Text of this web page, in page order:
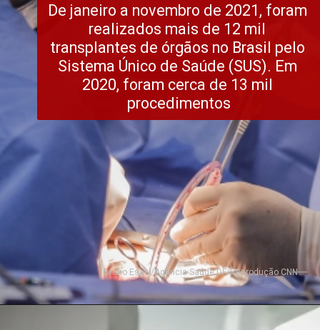
De janeiro a novembro de 2021, foram
realizados mais de 12 mil
transplantes de órgãos no Brasil pelo
Sistema Único de Saúde (SUS). Em
2020, foram cerca de 13 mil
procedimentos
Breno Esaki/Agência Saúde DF/Reprodução CNN